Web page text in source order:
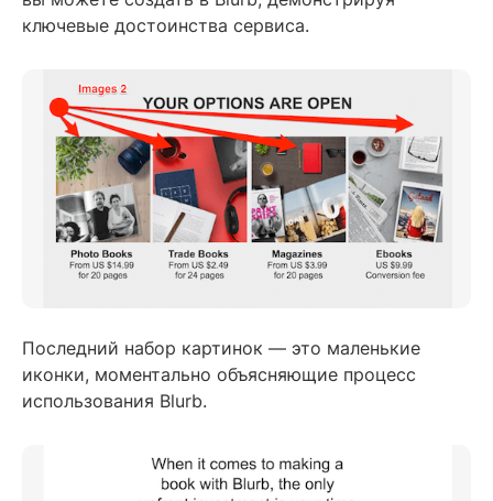
ключевые достоинства сервиса.
Последний набор картинок — это маленькие
иконки, моментально объясняющие процесс
использования Blurb.